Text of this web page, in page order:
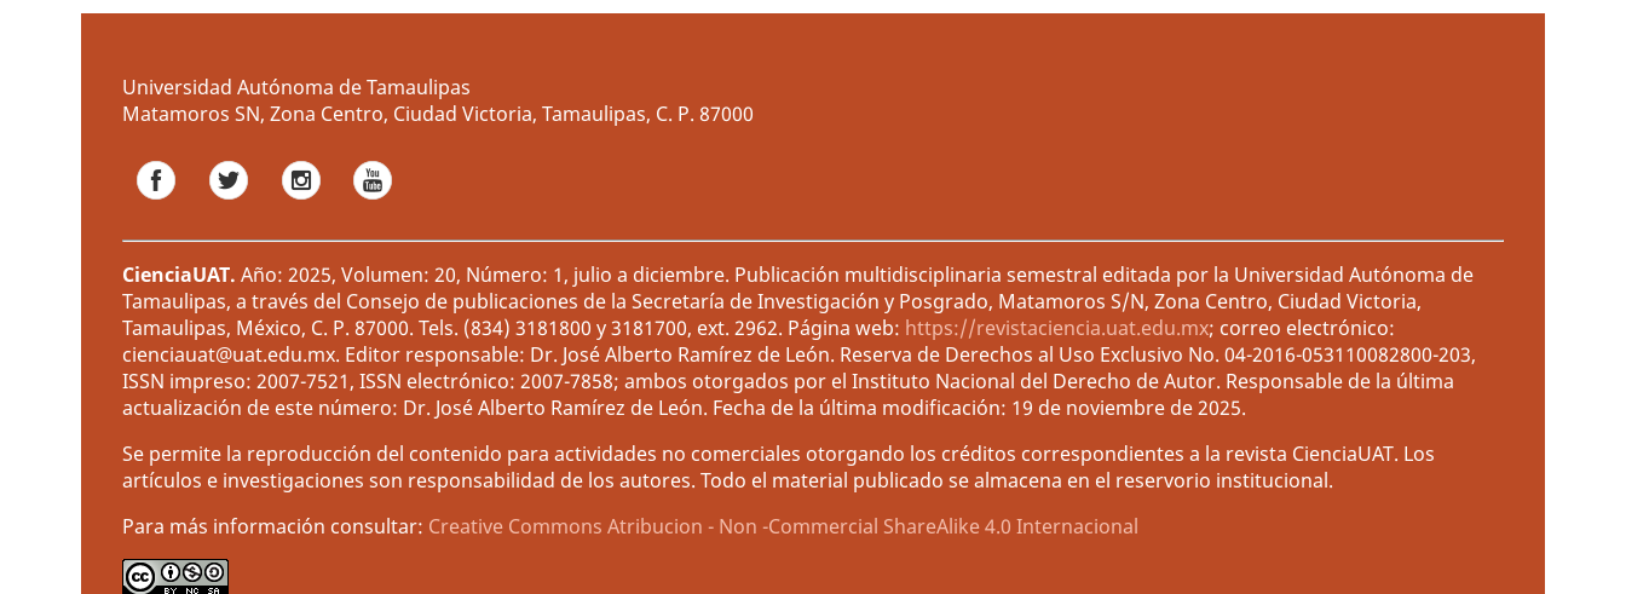
Universidad Autónoma de Tamaulipas
Matamoros SN, Zona Centro, Ciudad Victoria, Tamaulipas, C. P. 87000
CienciaUAT. Año: 2025, Volumen: 20, Número: 1, julio a diciembre. Publicación multidisciplinaria semestral editada por la Universidad Autónoma de
Tamaulipas, a través del Consejo de publicaciones de la Secretaría de Investigación y Posgrado, Matamoros S/N, Zona Centro, Ciudad Victoria,
Tamaulipas, México, C. P. 87000. Tels. (834) 3181800 y 3181700, ext. 2962. Página web: https://revistaciencia.uat.edu.mx; correo electrónico:
cienciauat@uat.edu.mx. Editor responsable: Dr. José Alberto Ramírez de León. Reserva de Derechos al Uso Exclusivo No. 04-2016-053110082800-203,
ISSN impreso: 2007-7521, ISSN electrónico: 2007-7858; ambos otorgados por el Instituto Nacional del Derecho de Autor. Responsable de la última
actualización de este número: Dr. José Alberto Ramírez de León. Fecha de la última modificación: 19 de noviembre de 2025.
Se permite la reproducción del contenido para actividades no comerciales otorgando los créditos correspondientes a la revista CienciaUAT. Los
artículos e investigaciones son responsabilidad de los autores. Todo el material publicado se almacena en el reservorio institucional.
Para más información consultar: Creative Commons Atribucion - Non -Commercial ShareAlike 4.0 Internacional